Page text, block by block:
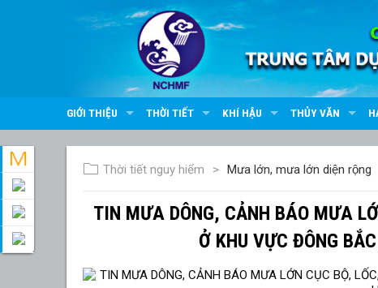
GIỚI THIỆU THỜI TIẾT KHÍ HẬU THỦY VĂN
Thời tiết nguy hiểm Mưa lớn, mưa lớn diện rộng
TIN MƯA DÔNG, CẢNH BÁO MƯA
Ở KHU VỰC ĐÔNG